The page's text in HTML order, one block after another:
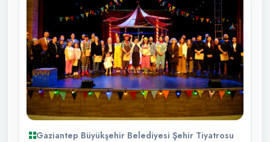
Gaziantep Büyükşehir Belediyesi Şehir Tiyatrosu